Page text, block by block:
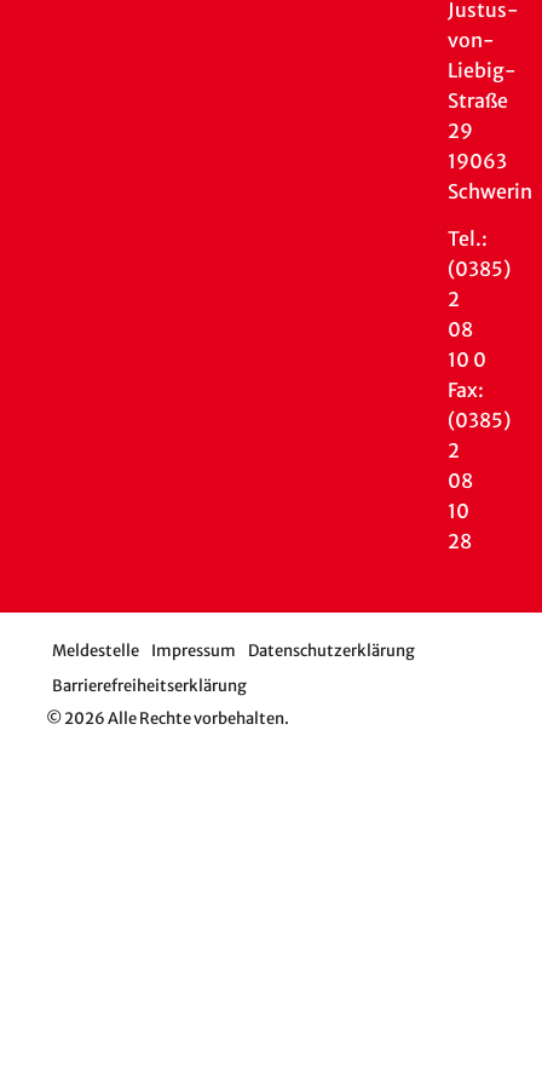
Justus-
von-
Liebig-
Straße
29
19063
Schwerin
Tel.:
(0385)
2
08
10 0
Fax:
(0385)
2
08
10
28
© 2026 Alle Rechte vorbehalten.
Meldestelle Impressum
Datenschutzerklärung
Barrierefreiheitserklärung